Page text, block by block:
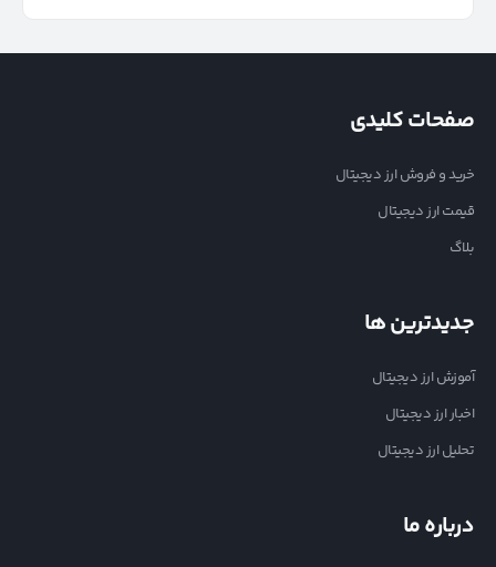
صفحات کلیدی
خرید و فروش ارز دیجیتال
قیمت ارز دیجیتال
بلاگ
جدیدترین ها
آموزش ارز دیجیتال
اخبار ارز دیجیتال
تحلیل ارز دیجیتال
درباره ما